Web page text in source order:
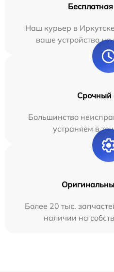
Наш курьер в
ваше устройство
Срочный
Большинство
устраняем в
Более 20 тыс.
наличии на